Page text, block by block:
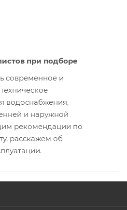
при подборе
современное и
водоснабжения,
и наружной
рекомендации по
расскажем об